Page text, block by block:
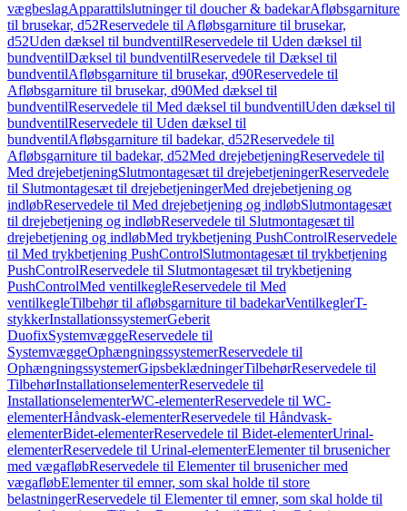
vægbeslagApparattilslutninger til doucher & badekarAfløbsgarniture
til brusekar, d52Reservedele til Afløbsgarniture til brusekar,
d52Uden dæksel til bundventilReservedele til Uden dæksel til
bundventilDæksel til bundventilReservedele til Dæksel til
bundventilAfløbsgarniture til brusekar, d90Reservedele til
Afløbsgarniture til brusekar, d90Med dæksel til
bundventilReservedele til Med dæksel til bundventilUden dæksel til
bundventilReservedele til Uden dæksel til
bundventilAfløbsgarniture til badekar, d52Reservedele til
Afløbsgarniture til badekar, d52Med drejebetjeningReservedele til
Med drejebetjeningSlutmontagesæt til drejebetjeningerReservedele
til Slutmontagesæt til drejebetjeningerMed drejebetjening og
indløbReservedele til Med drejebetjening og indløbSlutmontagesæt
til drejebetjening og indløbReservedele til Slutmontagesæt til
drejebetjening og indløbMed trykbetjening PushControlReservedele
til Med trykbetjening PushControlSlutmontagesæt til trykbetjening
PushControlReservedele til Slutmontagesæt til trykbetjening
PushControlMed ventilkegleReservedele til Med
ventilkegleTilbehør til afløbsgarniture til badekarVentilkeglerT-
stykkerInstallationssystemerGeberit
DuofixSystemvæggeReservedele til
SystemvæggeOphængningssystemerReservedele til
OphængningssystemerGipsbeklædningerTilbehørReservedele til
TilbehørInstallationselementerReservedele til
InstallationselementerWC-elementerReservedele til WC-
elementerHåndvask-elementerReservedele til Håndvask-
elementerBidet-elementerReservedele til Bidet-elementerUrinal-
elementerReservedele til Urinal-elementerElementer til brusenicher
med vægafløbReservedele til Elementer til brusenicher med
vægafløbElementer til emner, som skal holde til store
belastningerReservedele til Elementer til emner, som skal holde til